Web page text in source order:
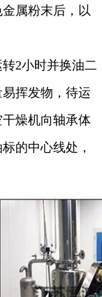
属粉末后，以
转2小时并换油二
挥发物，待运
燥机向轴承体
的中心线处，